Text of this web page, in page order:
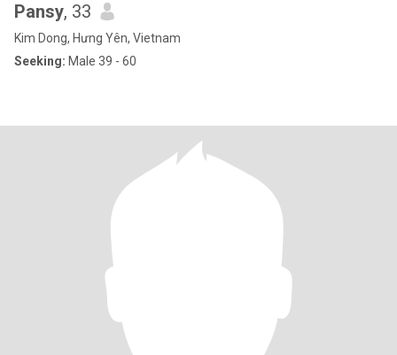
Pansy, 33
Kim Dong, Hưng Yên, Vietnam
Seeking: Male 39 - 60